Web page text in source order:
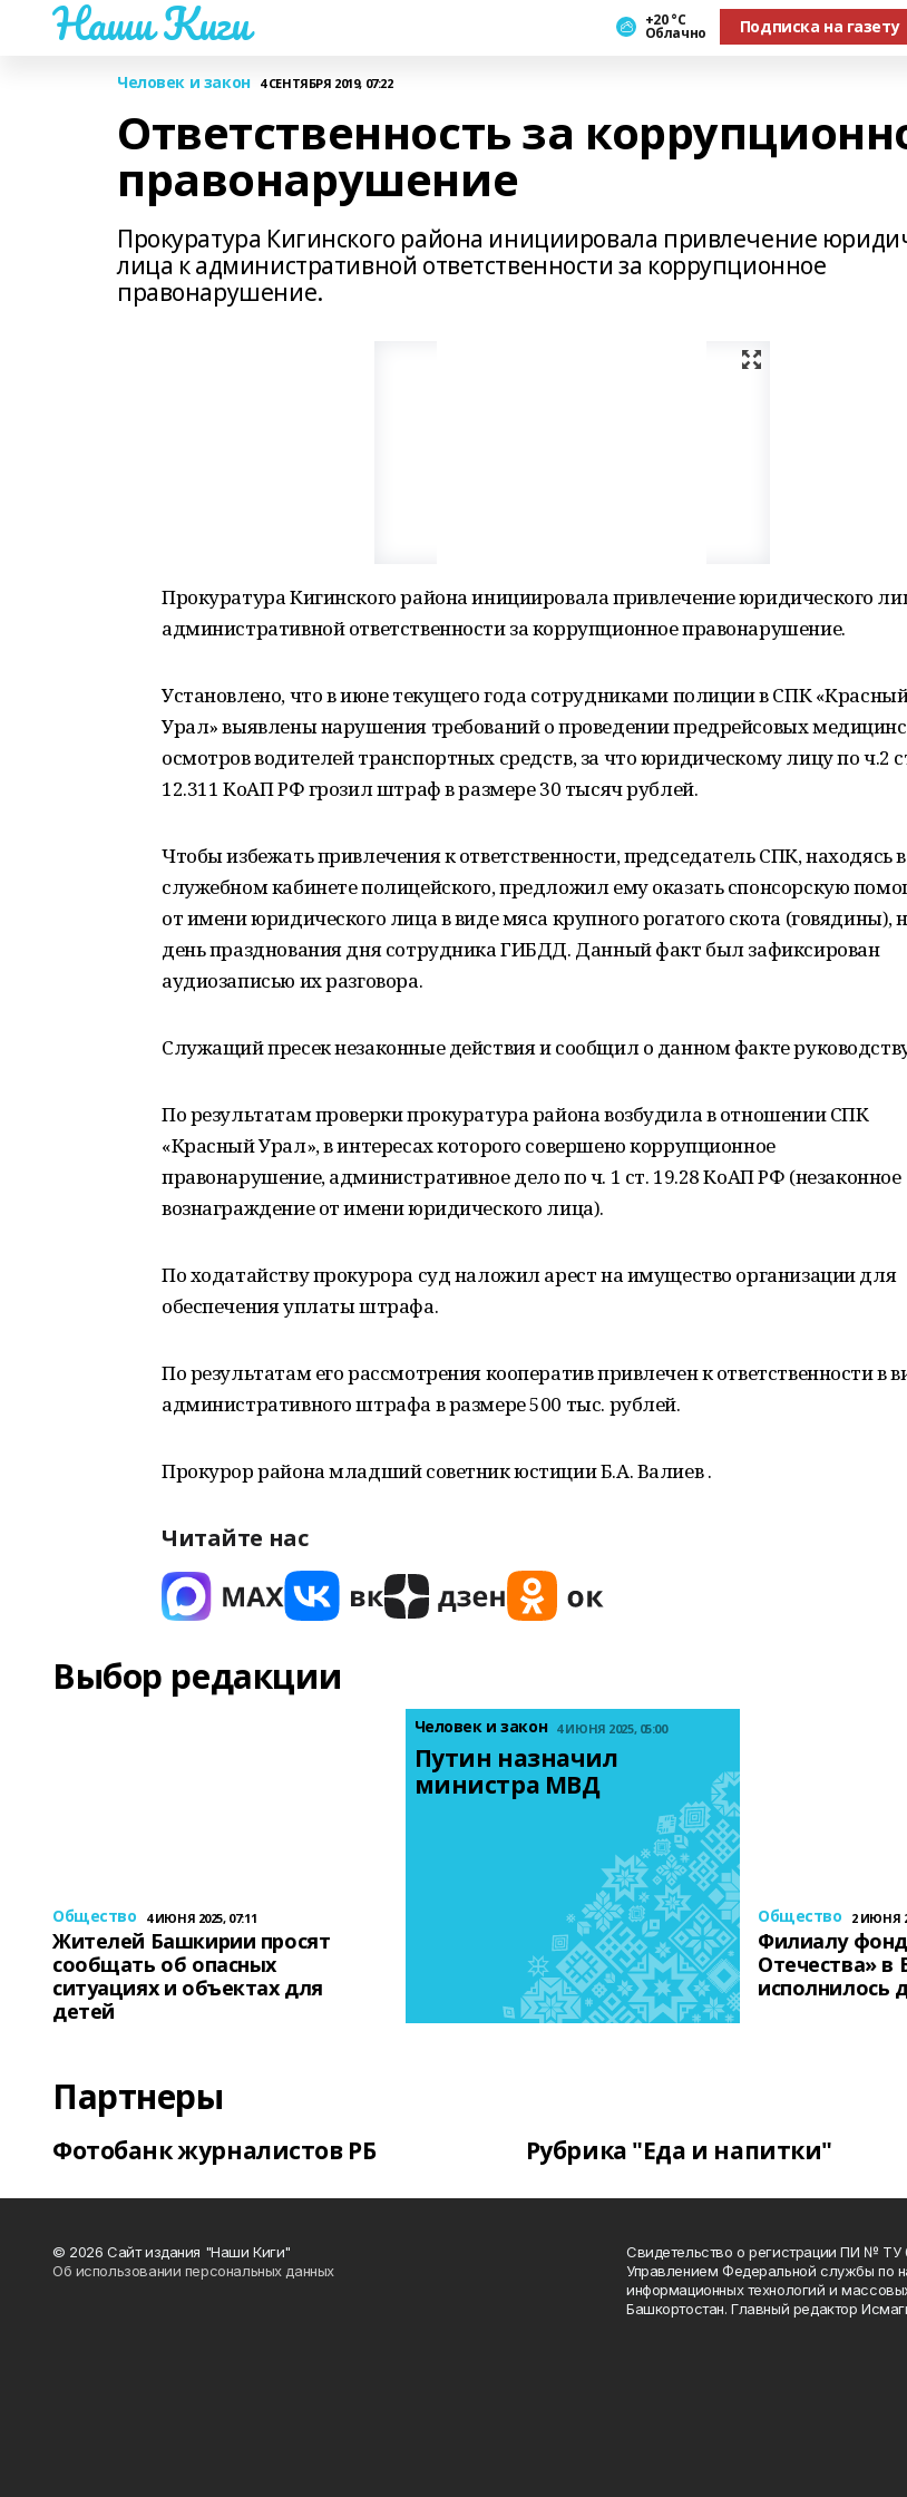
Наши Киги +20 °С
Облачно Подписка на газету
Человек и закон 4 СЕНТЯБРЯ 2019, 07:22
Ответственность за
правонарушение
Прокуратура Кигинского района инициировала привлечение
лица к административной ответственности за коррупционное
правонарушение.
Прокуратура Кигинского района инициировала привлечение юридического
административной ответственности за коррупционное правонарушение.
Установлено, что в июне текущего года сотрудниками полиции в СПК
Урал» выявлены нарушения требований о проведении предрейсовых
осмотров водителей транспортных средств, за что юридическому лицу по ч.2
12.311 КоАП РФ грозил штраф в размере 30 тысяч рублей.
Чтобы избежать привлечения к ответственности, председатель СПК, находясь в
служебном кабинете полицейского, предложил ему оказать спонсорскую
от имени юридического лица в виде мяса крупного рогатого скота (говядины),
день празднования дня сотрудника ГИБДД. Данный факт был зафиксирован
аудиозаписью их разговора.
Служащий пресек незаконные действия и сообщил о данном факте
По результатам проверки прокуратура района возбудила в отношении СПК
«Красный Урал», в интересах которого совершено коррупционное
правонарушение, административное дело по ч. 1 ст. 19.28 КоАП РФ (незаконное
вознаграждение от имени юридического лица).
По ходатайству прокурора суд наложил арест на имущество организации для
обеспечения уплаты штрафа.
По результатам его рассмотрения кооператив привлечен к ответственности в
административного штрафа в размере 500 тыс. рублей.
Прокурор района младший советник юстиции Б.А. Валиев .
Читайте нас
Выбор редакции
Общество 4 ИЮНЯ 2025, 07:11
Жителей Башкирии просят
сообщать об опасных
ситуациях и объектах для
детей
Человек и закон 4 ИЮНЯ 2025, 05:00
Путин назначил
министра МВД
Общество 2 ИЮНЯ
Филиалу
Отечества» в
исполнилось
Партнеры
Фотобанк журналистов РБ Рубрика "Еда и напитки"
© 2026 Сайт издания "Наши Киги"
Об использовании персональных данных
Свидетельство о регистрации ПИ № ТУ
Управлением Федеральной службы по
информационных технологий и
Башкортостан. Главный редактор